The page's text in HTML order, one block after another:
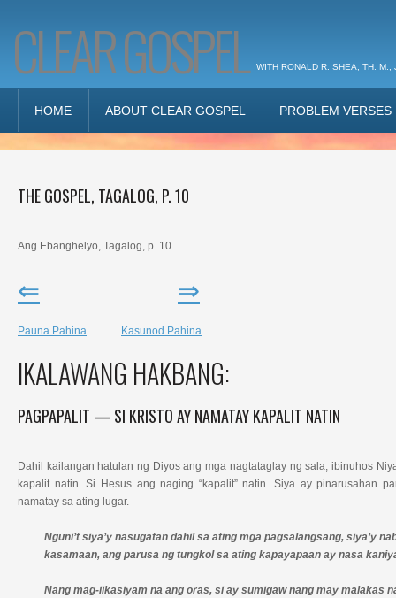
CLEAR GOSPEL WITH RONALD R. SHEA, TH. M.,
HOME ABOUT CLEAR GOSPEL PROBLEM VERSES
THE GOSPEL, TAGALOG, P. 10
Ang Ebanghelyo, Tagalog, p. 10
⇐ ⇒
Pauna Pahina Kasunod Pahina
IKALAWANG HAKBANG:
PAGPAPALIT — SI KRISTO AY NAMATAY KAPALIT NATIN
Dahil kailangan hatulan ng Diyos ang mga nagtataglay ng sala, ibinuhos
kapalit natin. Si Hesus ang naging “kapalit” natin. Siya ay pinarusahan
namatay sa ating lugar.
Nguni’t siya’y nasugatan dahil sa ating mga pagsalangsang, siya’y
kasamaan, ang parusa ng tungkol sa ating kapayapaan ay nasa
Nang mag-iikasiyam na ang oras, si ay sumigaw nang may malakas